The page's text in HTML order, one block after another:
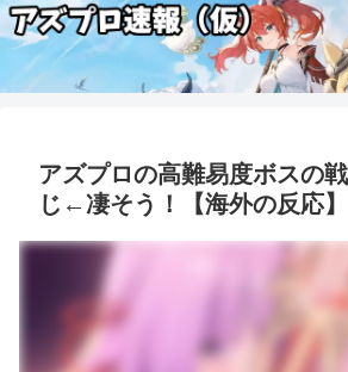
アズプロの高難易度ボスの
じ←凄そう！【海外の反応】